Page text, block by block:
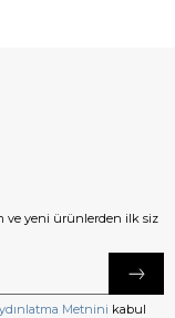
ve yeni ürünlerden ilk siz
Metnini kabul